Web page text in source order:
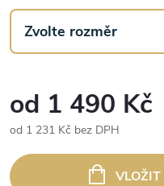
od 1 490 Kč
od 1 231 Kč bez DPH
cena: